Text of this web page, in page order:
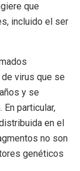
que
incluido el ser
virus que se
y se
particular,
en el
no son
genéticos